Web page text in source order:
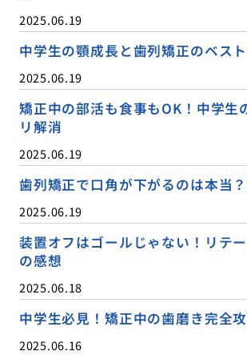
2025.06.19
中学生の顎成長と歯列矯正のベス
2025.06.19
矯正中の部活も食事もOK！中学生
リ解消
2025.06.19
歯列矯正で口角が下がるのは本当
2025.06.19
装置オフはゴールじゃない！リテ
の感想
2025.06.18
中学生必見！矯正中の歯磨き完全
2025.06.16